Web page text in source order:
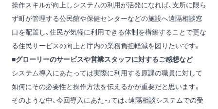
操作スキルが向上しシステムの利用が活発になれば、支所に限ら
ず町が管理する公民館や保健センターなどの施設へ遠隔相談窓
口を配置し、住民が気軽に利用できる体制を構築することで更な
る住民サービスの向上と庁内の業務負担軽減を図りたいです。
■グローリーのサービスや営業スタッフに対するご感想など
システム導入にあたっては実際に利用する原課の職員に対して
如何にその必要性と操作方法を伝えるかが重要だと思います。
そのような中、今回導入にあたっては、遠隔相談システムでの受